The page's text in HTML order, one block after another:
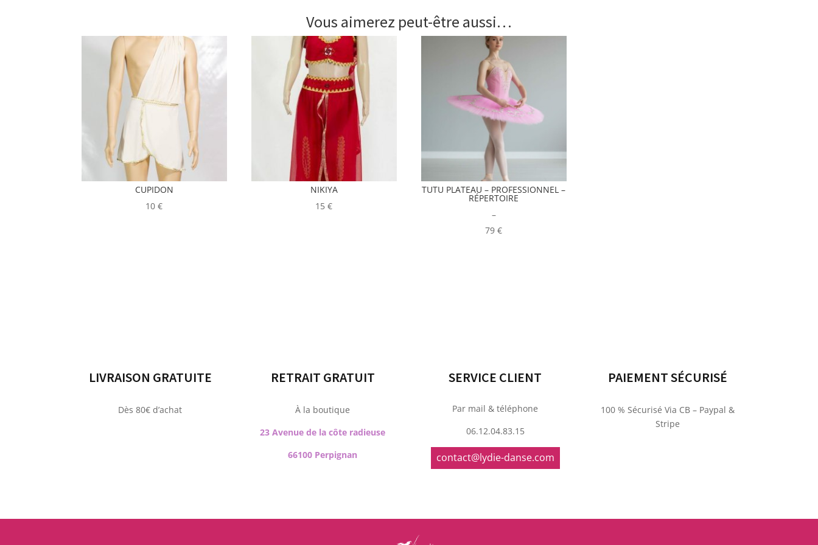
Vous aimerez peut-être aussi…
CUPIDON
10€
NIKIYA
15€
TUTU PLATEAU – PROFESSIONNEL –
RÉPERTOIRE
–
de
79€
LIVRAISON GRATUITE
Dès 80€ d’achat
RETRAIT GRATUIT
À la boutique
23 Avenue de la côte radieuse
66100 Perpignan
SERVICE CLIENT
Par mail & téléphone
06.12.04.83.15
contact@lydie-danse.com
PAIEMENT SÉCURISÉ
100 % Sécurisé Via CB – Paypal &
Stripe